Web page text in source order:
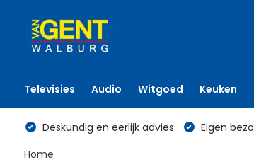
Televisies Audio Witgoed Keuken
Deskundig en eerlijk advies Eigen
Home